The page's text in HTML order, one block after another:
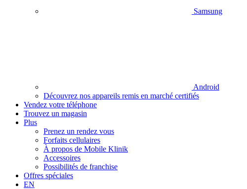
Samsung
Android
Découvrez nos appareils remis en marché certifiés
Vendez votre téléphone
Trouvez un magasin
Plus
Prenez un rendez vous
Forfaits cellulaires
À propos de Mobile Klinik
Accessoires
Possibilités de franchise
Offres spéciales
EN